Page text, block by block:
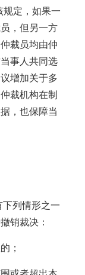
规定，如果一
，但另一方
裁员均由仲
事人共同选
增加关于多
裁机构在制
，也保障当
列情形之一
销裁决：
；